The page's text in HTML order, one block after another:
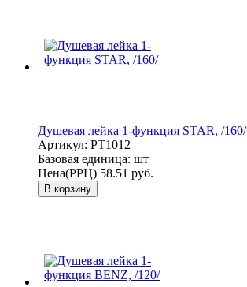
Душевая лейка 1-функция STAR, /160/
Артикул: PT1012
Базовая единица: шт
Цена(РРЦ) 58.51 руб.
В корзину